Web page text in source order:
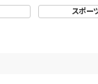
スポー